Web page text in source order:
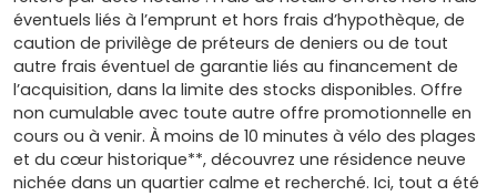
éventuels liés à l’emprunt et hors frais d’hypothèque, de
caution de privilège de préteurs de deniers ou de tout
autre frais éventuel de garantie liés au financement de
l’acquisition, dans la limite des stocks disponibles. Offre
non cumulable avec toute autre offre promotionnelle en
cours ou à venir. À moins de 10 minutes à vélo des plages
et du cœur historique**, découvrez une résidence neuve
nichée dans un quartier calme et recherché. Ici, tout a été